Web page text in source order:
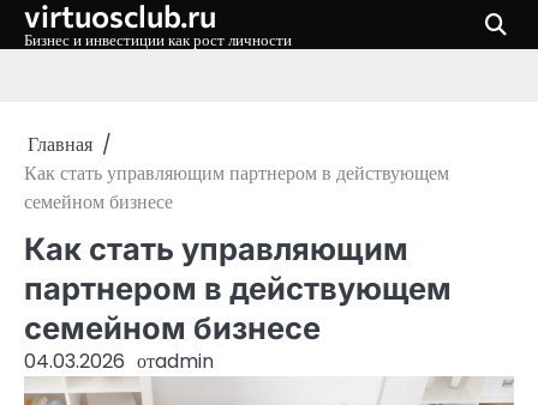
Перейти
virtuosclub.ru
Бизнес и инвестиции как рост личности
Главная
Как стать управляющим партнером в действующем
семейном бизнесе
Как стать управляющим
партнером в действующем
семейном бизнесе
04.03.2026 отadmin